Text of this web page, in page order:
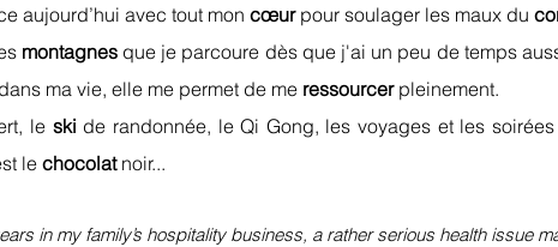
aujourd’hui avec tout mon cœur pour soulager les maux du
montagnes que je parcoure dès que j'ai un peu de temps
ma vie, elle me permet de me ressourcer pleinement.
le ski de randonnée, le Qi Gong, les voyages et les
lechocolat noir...
in my family’s hospitality business, a rather serious health issue